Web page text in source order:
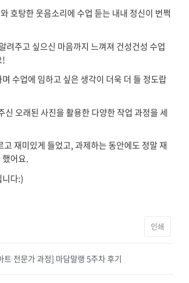
호탕한 웃음소리에 수업 듣는 내내 정신이 번쩍
려주고 싶으신 마음까지 느껴져 건성건성 수업
!
수업에 임하고 싶은 생각이 더욱 더 들 정도랍
신 오래된 사진을 활용한 다양한 작업 과정을 세
고 재미있게 들었고, 과제하는 동안에도 정말 재
했어요.
니다:)
인쇄
트 전문가 과정] 마담말랭 5주차 후기